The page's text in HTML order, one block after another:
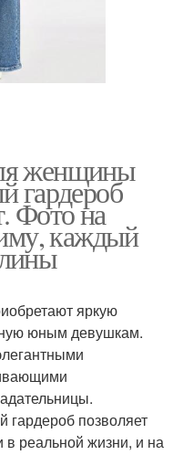
женщины
гардероб
Фото на
каждый
яркую
юным девушкам.
позволяет
в реальной жизни, и на